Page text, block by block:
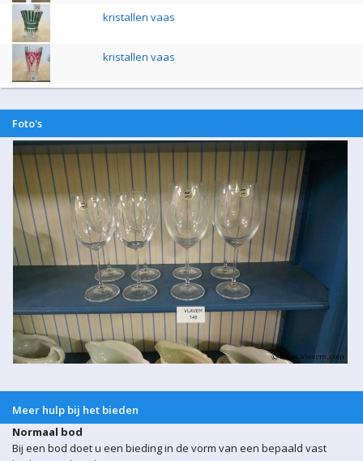
kristallen vaas
kristallen vaas
Foto's
Meer hulp bij het bieden
Normaal bod
Bij een bod doet u een bieding in de vorm van een bepaald vast